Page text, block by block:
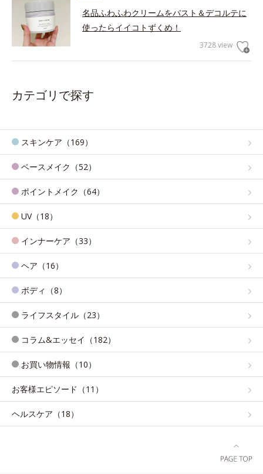
名品ふわふわクリームをバスト＆デコルテに
使ったらイイコトずくめ！
3728 view
カテゴリで探す
スキンケア（169）
ベースメイク（52）
ポイントメイク（64）
UV（18）
インナーケア（33）
ヘア（16）
ボディ（8）
ライフスタイル（23）
コラム&エッセイ（182）
お買い物情報（10）
お客様エピソード（11）
ヘルスケア（18）